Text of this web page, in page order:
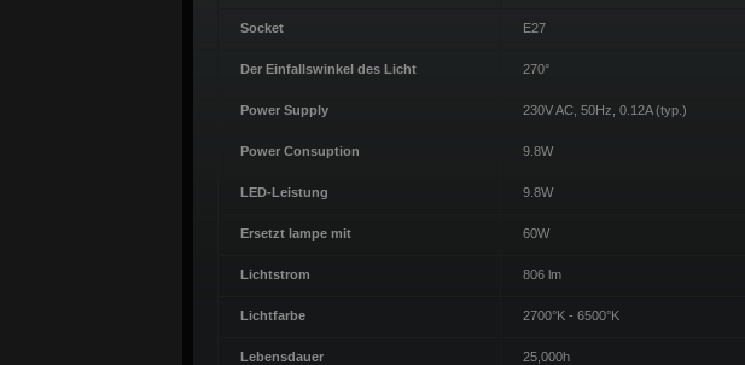
Socket E27
Der Einfallswinkel des Licht 270°
Power Supply 230V AC, 50Hz, 0.12A (typ.)
Power Consuption 9.8W
LED-Leistung 9.8W
Ersetzt lampe mit 60W
Lichtstrom 806 lm
Lichtfarbe 2700°K - 6500°K
Lebensdauer 25,000h